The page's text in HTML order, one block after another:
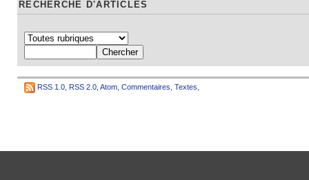
RECHERCHE D'ARTICLES
RSS 1.0 RSS 2.0 Atom Commentaires Textes